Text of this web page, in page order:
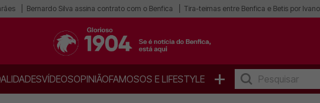
Bernardo Silva assina contrato com o Benfica Tira-teimas entre Benfica e Betis por
VÍDEOSOPINIÃOFAMOSOS E LIFESTYLE +